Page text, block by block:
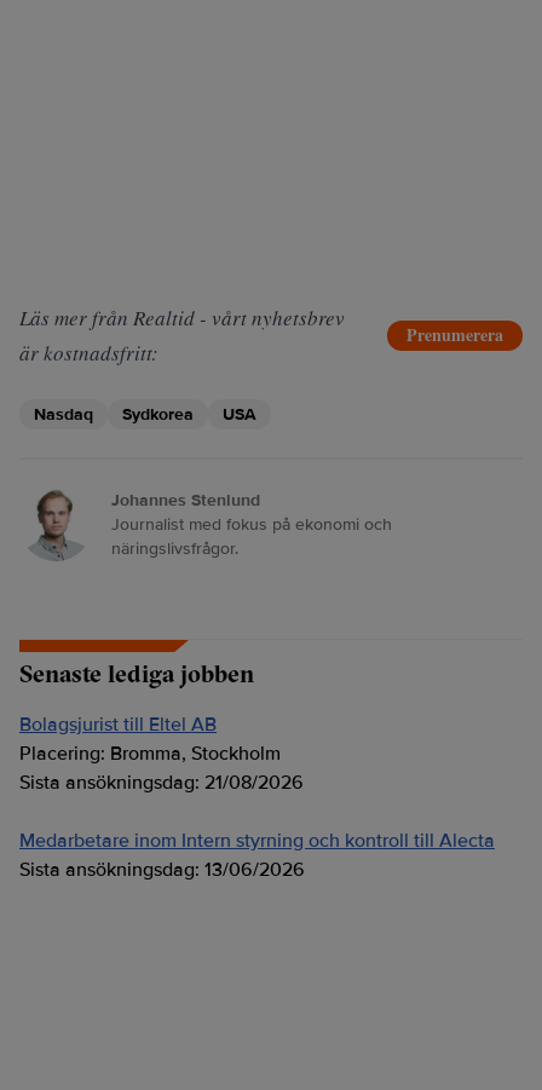
Läs mer från Realtid - vårt nyhetsbrev
är kostnadsfritt:
Prenumerera
Nasdaq Sydkorea USA
Johannes Stenlund
Journalist med fokus på ekonomi och
näringslivsfrågor.
Senaste lediga jobben
Bolagsjurist till Eltel AB
Placering: Bromma, Stockholm
Sista ansökningsdag: 21/08/2026
Medarbetare inom Intern styrning och kontroll till Alecta
Sista ansökningsdag: 13/06/2026